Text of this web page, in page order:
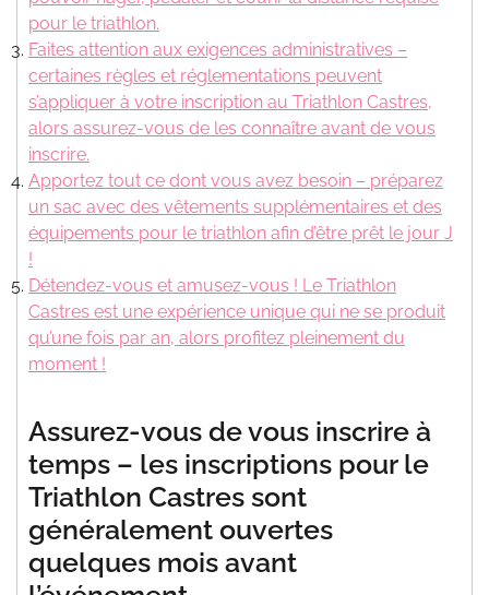
pour le triathlon.
Faites attention aux exigences administratives –
certaines règles et réglementations peuvent
s’appliquer à votre inscription au Triathlon Castres,
alors assurez-vous de les connaître avant de vous
inscrire.
Apportez tout ce dont vous avez besoin – préparez
un sac avec des vêtements supplémentaires et des
équipements pour le triathlon afin d’être prêt le jour J
!
Détendez-vous et amusez-vous ! Le Triathlon
Castres est une expérience unique qui ne se produit
qu’une fois par an, alors profitez pleinement du
moment !
Assurez-vous de vous inscrire à
temps – les inscriptions pour le
Triathlon Castres sont
généralement ouvertes
quelques mois avant